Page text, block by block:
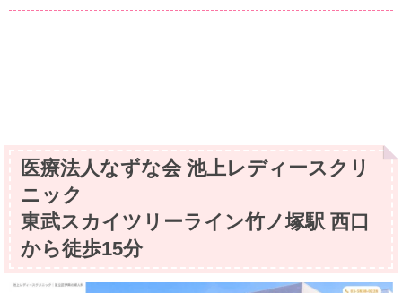
医療法人なずな会 池上レディースクリ
ニック
東武スカイツリーライン竹ノ塚駅 西口
から徒歩15分